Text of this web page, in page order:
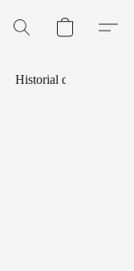
Historial de Pedidos